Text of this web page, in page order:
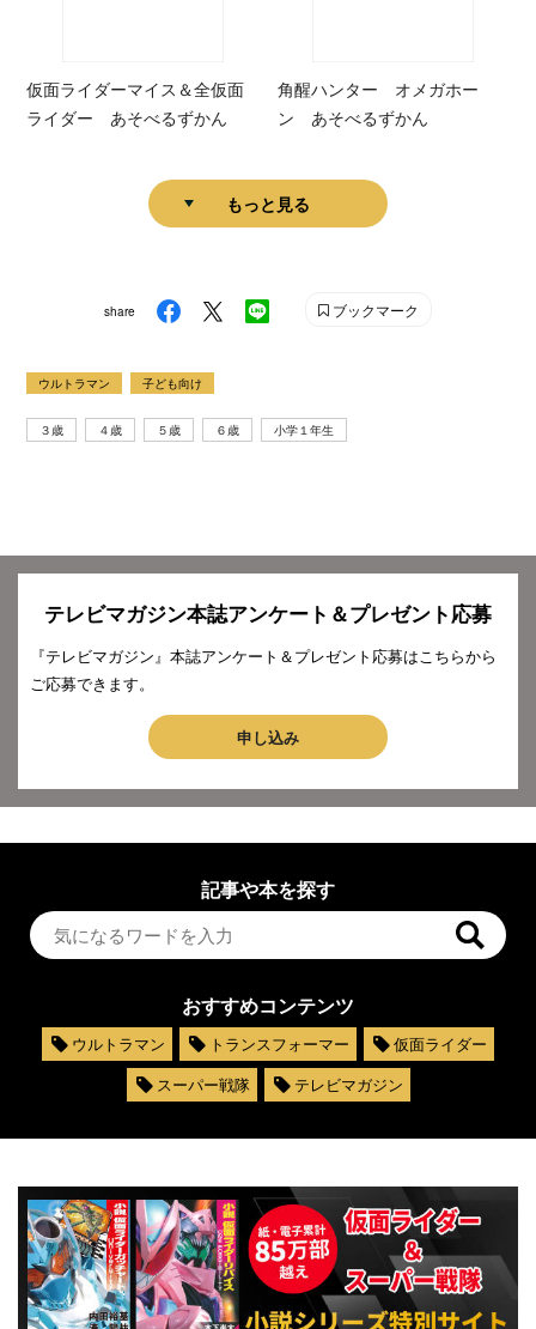
仮面ライダーマイス＆全仮面
ライダー あそべるずかん
角醒ハンター オメガホー
ン あそべるずかん
もっと見る
share ブックマーク
ウルトラマン 子ども向け
３歳 ４歳 ５歳 ６歳 小学１年生
テレビマガジン本誌アンケート＆プレゼント応募
『テレビマガジン』本誌アンケート＆プレゼント応募はこちらから
ご応募できます。
申し込み
記事や本を探す
おすすめコンテンツ
ウルトラマン トランスフォーマー
仮面ライダー
スーパー戦隊
テレビマガジン